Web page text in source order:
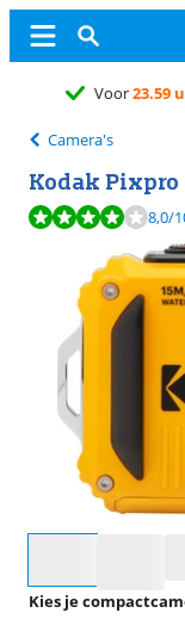
Camera's
Kodak Pixpro
Beoordeling is 8,0 van
8,0/
Kies je